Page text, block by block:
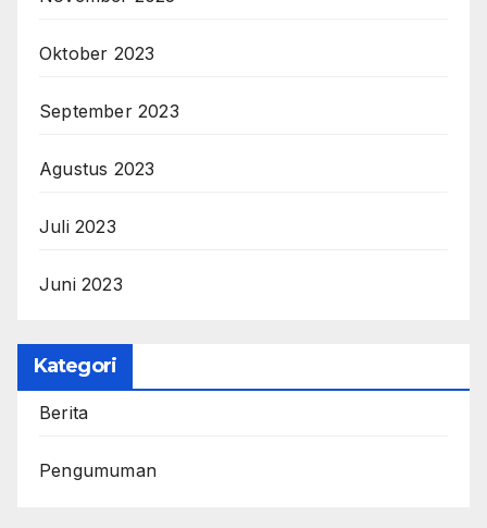
Oktober 2023
September 2023
Agustus 2023
Juli 2023
Juni 2023
Kategori
Berita
Pengumuman